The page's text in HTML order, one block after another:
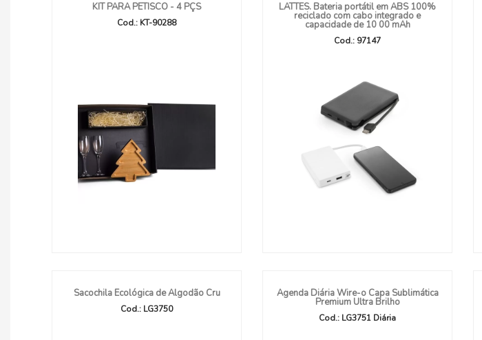
KIT PARA PETISCO - 4 PÇS
Cod.: KT-90288
LATTES. Bateria portátil em ABS 100%
reciclado com cabo integrado e
capacidade de 10 00 mAh
Cod.: 97147
Sacochila Ecológica de Algodão Cru
Cod.: LG3750
Agenda Diária Wire-o Capa Sublimática
Premium Ultra Brilho
Cod.: LG3751 Diária